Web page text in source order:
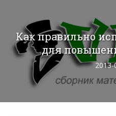
Как правильно
для